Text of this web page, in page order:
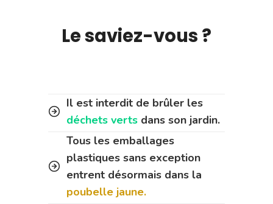
Le saviez-vous ?
Il est interdit de brûler les
déchets verts dans son jardin.
Tous les emballages
plastiques sans exception
entrent désormais dans la
poubelle jaune.